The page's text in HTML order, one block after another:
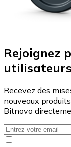
Rejoignez
utilisateurs
Recevez des
nouveaux
Bitnovo